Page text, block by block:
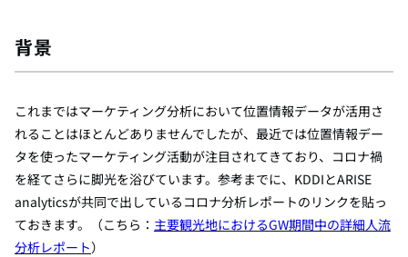
背景
これまではマーケティング分析において位置情報データが活用さ
れることはほとんどありませんでしたが、最近では位置情報デー
タを使ったマーケティング活動が注目されてきており、コロナ禍
を経てさらに脚光を浴びています。 参考までに、KDDIとARISE
analyticsが共同で出しているコロナ分析レポートのリンクを貼っ
ておきます。（こちら： 主要観光地におけるGW期間中の詳細人流
分析レポート）